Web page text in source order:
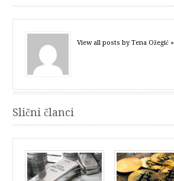
View all posts by Tena Ožegić »
Slični članci